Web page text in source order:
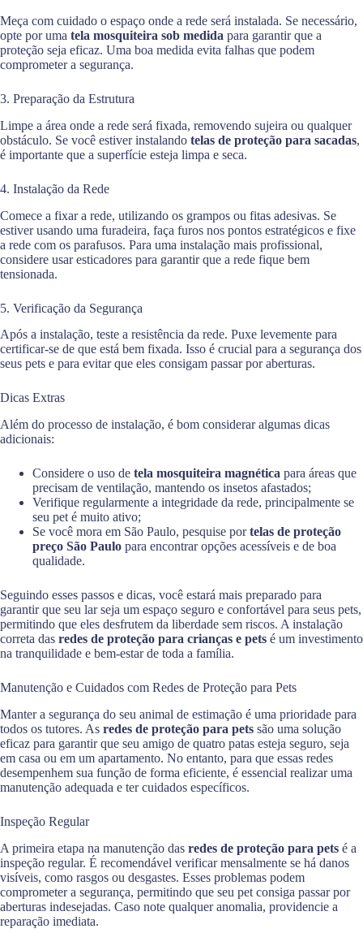
Meça com cuidado o espaço onde a rede será instalada. Se necessário,
opte por uma tela mosquiteira sob medida para garantir que a
proteção seja eficaz. Uma boa medida evita falhas que podem
comprometer a segurança.
3. Preparação da Estrutura
Limpe a área onde a rede será fixada, removendo sujeira ou qualquer
obstáculo. Se você estiver instalando telas de proteção para sacadas,
é importante que a superfície esteja limpa e seca.
4. Instalação da Rede
Comece a fixar a rede, utilizando os grampos ou fitas adesivas. Se
estiver usando uma furadeira, faça furos nos pontos estratégicos e fixe
a rede com os parafusos. Para uma instalação mais profissional,
considere usar esticadores para garantir que a rede fique bem
tensionada.
5. Verificação da Segurança
Após a instalação, teste a resistência da rede. Puxe levemente para
certificar-se de que está bem fixada. Isso é crucial para a segurança dos
seus pets e para evitar que eles consigam passar por aberturas.
Dicas Extras
Além do processo de instalação, é bom considerar algumas dicas
adicionais:
Considere o uso de tela mosquiteira magnética para áreas que
precisam de ventilação, mantendo os insetos afastados;
Verifique regularmente a integridade da rede, principalmente se
seu pet é muito ativo;
Se você mora em São Paulo, pesquise portelas de proteção
preço São Paulo para encontrar opções acessíveis e de boa
qualidade.
Seguindo esses passos e dicas, você estará mais preparado para
garantir que seu lar seja um espaço seguro e confortável para seus pets,
permitindo que eles desfrutem da liberdade sem riscos. A instalação
correta das redes de proteção para crianças e pets é um investimento
na tranquilidade e bem-estar de toda a família.
Manutenção e Cuidados com Redes de Proteção para Pets
Manter a segurança do seu animal de estimação é uma prioridade para
todos os tutores. As redes de proteção para pets são uma solução
eficaz para garantir que seu amigo de quatro patas esteja seguro, seja
em casa ou em um apartamento. No entanto, para que essas redes
desempenhem sua função de forma eficiente, é essencial realizar uma
manutenção adequada e ter cuidados específicos.
Inspeção Regular
A primeira etapa na manutenção das redes de proteção para pets é a
inspeção regular. É recomendável verificar mensalmente se há danos
visíveis, como rasgos ou desgastes. Esses problemas podem
comprometer a segurança, permitindo que seu pet consiga passar por
aberturas indesejadas. Caso note qualquer anomalia, providencie a
reparação imediata.